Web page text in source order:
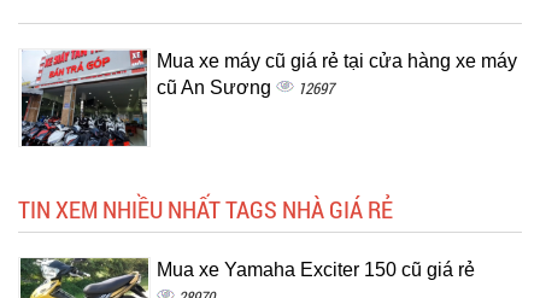
Mua xe máy cũ giá rẻ tại cửa hàng xe máy
cũ An Sương
12697
TIN XEM NHIỀU NHẤT TAGS NHÀ GIÁ RẺ
Mua xe Yamaha Exciter 150 cũ giá rẻ